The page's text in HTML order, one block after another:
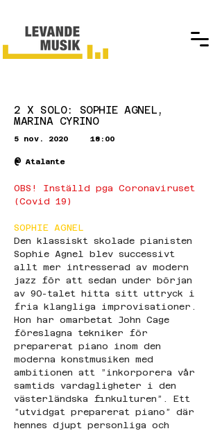
2 X SOLO: SOPHIE AGNEL,
MARINA CYRINO
5 nov. 2020 18:00
@ Atalante
OBS! Inställd pga Coronaviruset
(Covid 19)
SOPHIE AGNEL
Den klassiskt skolade pianisten
Sophie Agnel blev successivt
allt mer intresserad av modern
jazz för att sedan under början
av 90-talet hitta sitt uttryck i
fria klangliga improvisationer.
Hon har omarbetat John Cage
föreslagna tekniker för
preparerat piano inom den
moderna konstmusiken med
ambitionen att ”inkorporera vår
samtids vardagligheter i den
västerländska finkulturen”. Ett
”utvidgat preparerat piano” där
hennes djupt personliga och